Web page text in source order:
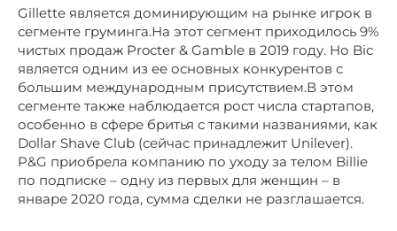
Gillette является доминирующим на рынке игрок в
сегменте груминга.На этот сегмент приходилось 9%
чистых продаж Procter & Gamble в 2019 году. Но Bic
является одним из ее основных конкурентов с
большим международным присутствием.В этом
сегменте также наблюдается рост числа стартапов,
особенно в сфере бритья с такими названиями, как
Dollar Shave Club (сейчас принадлежит Unilever).
P&G приобрела компанию по уходу за телом Billie
по подписке – одну из первых для женщин – в
январе 2020 года, сумма сделки не разглашается.